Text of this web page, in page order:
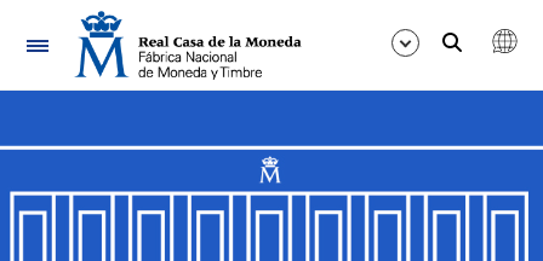
Navegación